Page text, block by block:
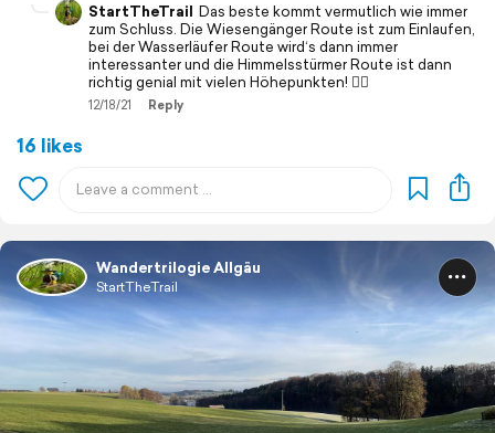
StartTheTrail Das beste kommt vermutlich wie immer
zum Schluss. Die Wiesengänger Route ist zum Einlaufen,
bei der Wasserläufer Route wird‘s dann immer
interessanter und die Himmelsstürmer Route ist dann
richtig genial mit vielen Höhepunkten! 👍🏻
12/18/21 Reply
16 likes
Wandertrilogie Allgäu
StartTheTrail